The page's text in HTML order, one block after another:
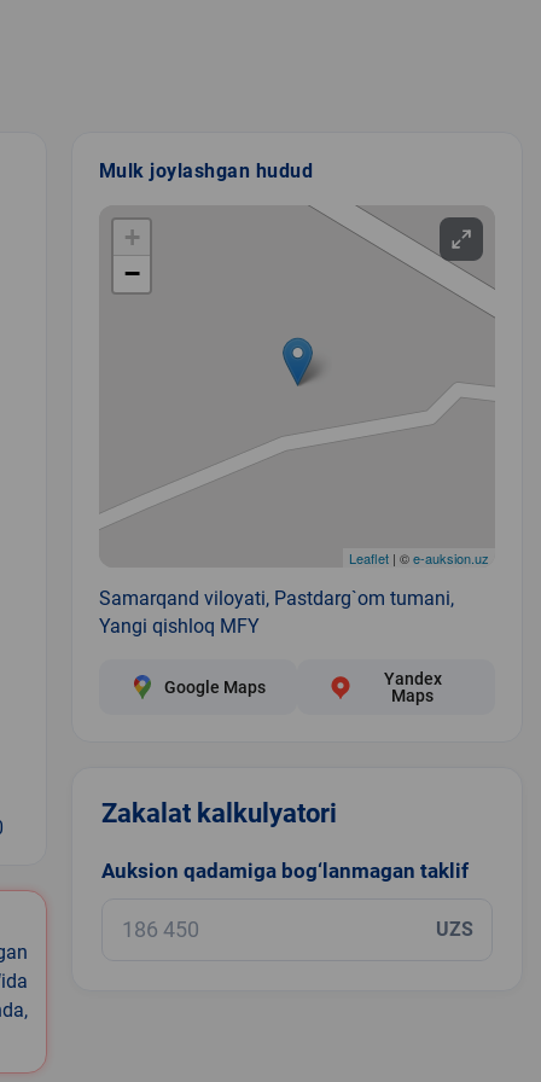
Mulk joylashgan hudud
+
−
Leaflet| ©e-auksion.uz
Samarqand viloyati, Pastdarg`om tumani,
Yangi qishloq MFY
Google Maps
Yandex
Maps
Zakalat kalkulyatori
Auksion qadamiga bog‘lanmagan taklif
UZS